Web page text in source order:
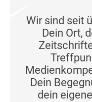
Wir sind seit
Dein Ort,
Dein
dein